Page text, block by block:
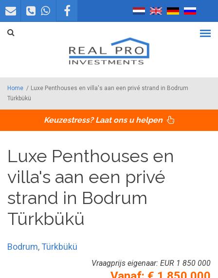
Overslaan en naar de inhoud gaan
Home / Luxe Penthouses en villa's aan een privé strand in Bodrum
Türkbükü
Keuzestress? Laat ons u helpen
Luxe Penthouses en
villa's aan een privé
strand in Bodrum
Türkbükü
Bodrum, Türkbükü
Vraagprijs eigenaar: EUR 1 850 000